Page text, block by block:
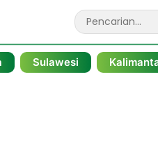
Sulawesi